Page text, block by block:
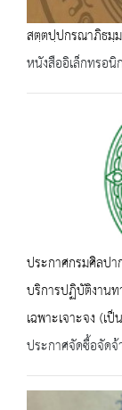
สตฺตปฺปกรณาภิธมฺ
หนังสืออิเล็กทรอนิ
ประกาศกรมศิลปา
บริการปฏิบัติงาน
เฉพาะเจาะจง (เ
ประกาศจัดซื้อจัดจ้